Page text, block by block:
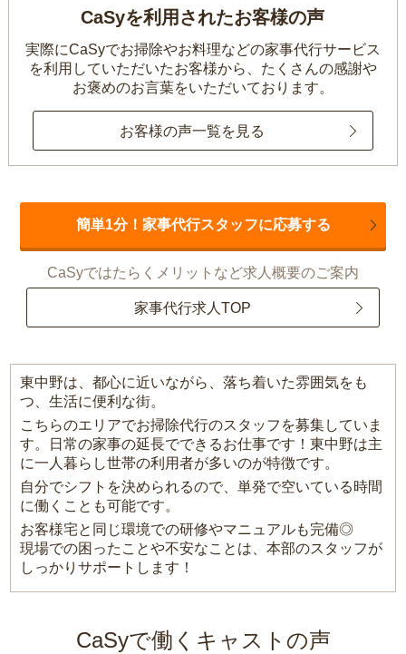
CaSyを利用されたお客様の声
実際にCaSyでお掃除やお料理などの家事代行サービス
を利用していただいたお客様から、 たくさんの感謝や
お褒めのお言葉をいただいております。
お客様の声一覧を見る
簡単1分！家事代行スタッフに応募する
CaSyではたらくメリットなど求人概要のご案内
家事代行求人TOP
東中野は、都心に近いながら、落ち着いた雰囲気をも
つ、生活に便利な街。
こちらのエリアでお掃除代行のスタッフを募集していま
す。日常の家事の延長でできるお仕事です！東中野は主
に一人暮らし世帯の利用者が多いのが特徴です。
自分でシフトを決められるので、単発で空いている時間
に働くことも可能です。
お客様宅と同じ環境での研修やマニュアルも完備◎
現場での困ったことや不安なことは、本部のスタッフが
しっかりサポートします！
CaSyで働くキャストの声